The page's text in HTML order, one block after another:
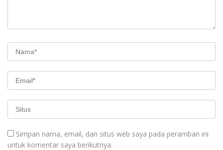
Simpan nama, email, dan situs web saya pada peramban ini
untuk komentar saya berikutnya.